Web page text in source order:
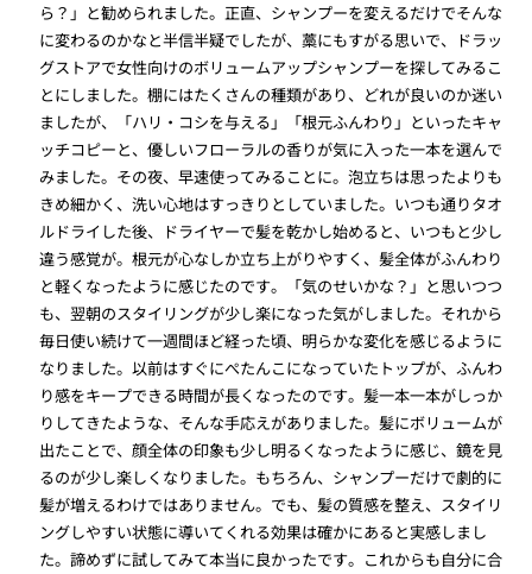
ら？」と勧められました。正直、シャンプーを変えるだけでそんな
に変わるのかなと半信半疑でしたが、藁にもすがる思いで、ドラッ
グストアで女性向けのボリュームアップシャンプーを探してみるこ
とにしました。棚にはたくさんの種類があり、どれが良いのか迷い
ましたが、「ハリ・コシを与える」「根元ふんわり」といったキャ
ッチコピーと、優しいフローラルの香りが気に入った一本を選んで
みました。その夜、早速使ってみることに。泡立ちは思ったよりも
きめ細かく、洗い心地はすっきりとしていました。いつも通りタオ
ルドライした後、ドライヤーで髪を乾かし始めると、いつもと少し
違う感覚が。根元が心なしか立ち上がりやすく、髪全体がふんわり
と軽くなったように感じたのです。「気のせいかな？」と思いつつ
も、翌朝のスタイリングが少し楽になった気がしました。それから
毎日使い続けて一週間ほど経った頃、明らかな変化を感じるように
なりました。以前はすぐにぺたんこになっていたトップが、ふんわ
り感をキープできる時間が長くなったのです。髪一本一本がしっか
りしてきたような、そんな手応えがありました。髪にボリュームが
出たことで、顔全体の印象も少し明るくなったように感じ、鏡を見
るのが少し楽しくなりました。もちろん、シャンプーだけで劇的に
髪が増えるわけではありません。でも、髪の質感を整え、スタイリ
ングしやすい状態に導いてくれる効果は確かにあると実感しまし
た。諦めずに試してみて本当に良かったです。これからも自分に合